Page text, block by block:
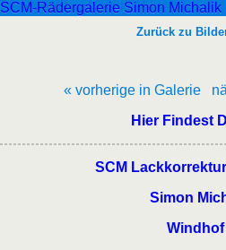
SCM-Rädergalerie Simon Michalik
Zurück zu
« vorherige in Galerie
Hier Findest
SCM
Simon
Windhof